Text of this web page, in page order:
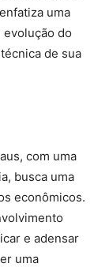
uma
do
de sua
com uma
busca uma
econômicos.
e adensar
uma